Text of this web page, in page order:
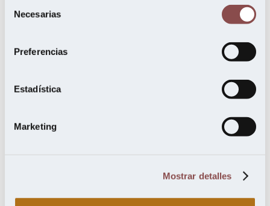
Necesarias
Preferencias
Estadística
Marketing
Mostrar detalles